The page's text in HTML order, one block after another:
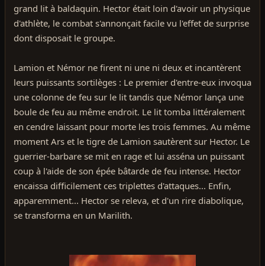
grand lit à baldaquin. Hector était loin d'avoir un physique
d'athlète, le combat s'annonçait facile vu l'effet de surprise
dont disposait le groupe.
Lamion et Némor ne firent ni une ni deux et incantèrent
leurs puissants sortilèges : Le premier d'entre-eux invoqua
une colonne de feu sur le lit tandis que Némor lança une
boule de feu au même endroit. Le lit tomba littéralement
en cendre laissant pour morte les trois femmes. Au même
moment Ars et le tigre de Lamion sautèrent sur Hector. Le
guerrier-barbare se mit en rage et lui asséna un puissant
coup à l'aide de son épée bâtarde de feu intense. Hector
encaissa difficilement ces triplettes d'attaques... Enfin,
apparemment... Hector se releva, et d'un rire diabolique,
se transforma en un Marilith.